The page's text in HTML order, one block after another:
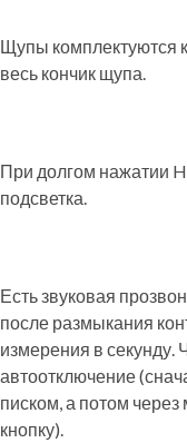
Щупы комплектуются
весь кончик щупа.
При долгом нажатии
подсветка.
Есть звуковая
после размыкания
измерения в секунду.
автоотключение
писком, а потом через
кнопку).